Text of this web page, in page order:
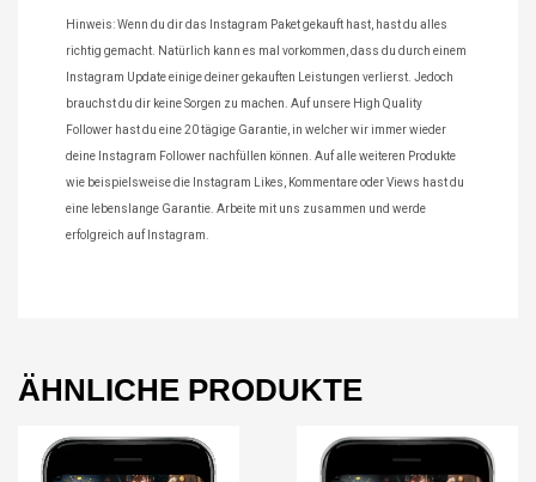
Hinweis: Wenn du dir das Instagram Paket gekauft hast, hast du alles
richtig gemacht. Natürlich kann es mal vorkommen, dass du durch einem
Instagram Update einige deiner gekauften Leistungen verlierst. Jedoch
brauchst du dir keine Sorgen zu machen. Auf unsere High Quality
Follower hast du eine 20 tägige Garantie, in welcher wir immer wieder
deine Instagram Follower nachfüllen können. Auf alle weiteren Produkte
wie beispielsweise die Instagram Likes, Kommentare oder Views hast du
eine lebenslange Garantie. Arbeite mit uns zusammen und werde
erfolgreich auf Instagram.
ÄHNLICHE PRODUKTE